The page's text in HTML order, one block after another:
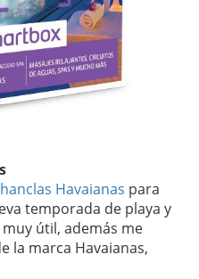
Havaianas para
temporada de playa y
útil, además me
la marca Havaianas,